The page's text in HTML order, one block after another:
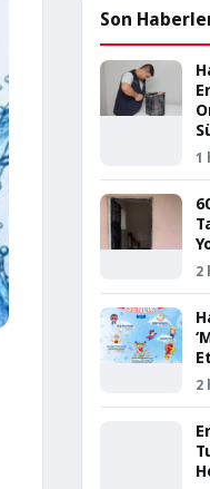
Son
1
2
2